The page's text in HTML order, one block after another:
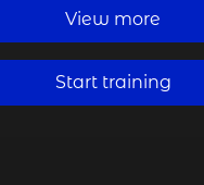
View more
Start training